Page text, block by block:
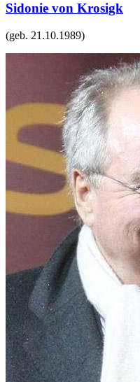
Sidonie von Krosigk
(geb. 21.10.1989)